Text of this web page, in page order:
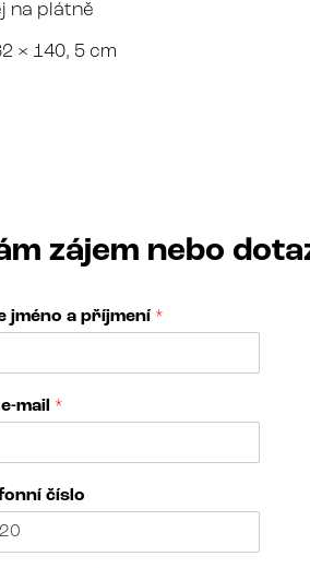
na plátně
× 140, 5 cm
zájem nebo
jméno a příjmení *
mail *
číslo